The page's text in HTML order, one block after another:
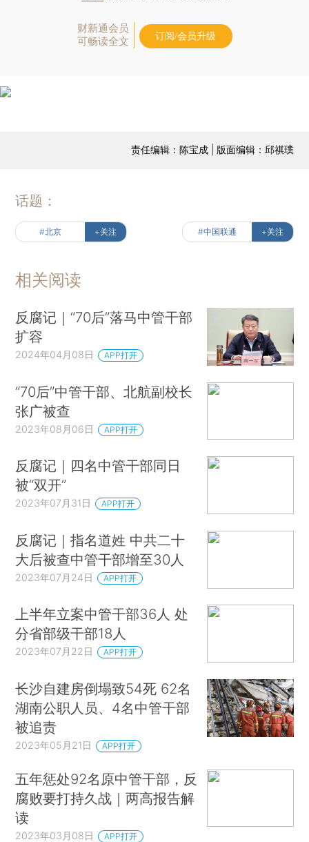
财新通会员
可畅读全文
订阅/会员升级
责任编辑：陈宝成 | 版面编辑：邱祺璞
话题：
#北京 +关注 #中国联通 +关注
相关阅读
反腐记｜“70后”落马中管干部
扩容
2024年04月08日 APP打开
“70后”中管干部、北航副校长
张广被查
2023年08月06日 APP打开
反腐记｜四名中管干部同日
被“双开”
2023年07月31日 APP打开
反腐记｜指名道姓 中共二十
大后被查中管干部增至30人
2023年07月24日 APP打开
上半年立案中管干部36人 处
分省部级干部18人
2023年07月22日 APP打开
长沙自建房倒塌致54死 62名
湖南公职人员、4名中管干部
被追责
2023年05月21日 APP打开
五年惩处92名原中管干部，反
腐败要打持久战｜两高报告解
读
2023年03月08日 APP打开